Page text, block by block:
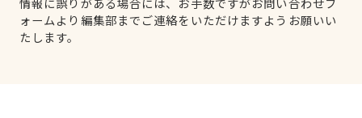
ォームより編集部までご連絡をいただけますようお願いい
たします。